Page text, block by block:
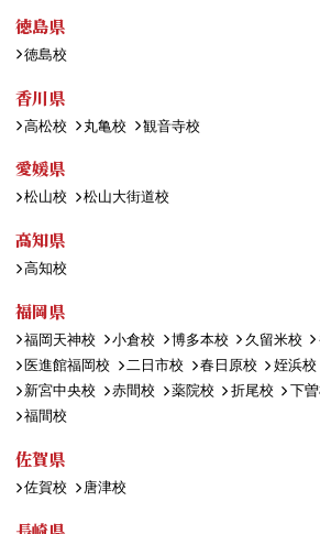
徳島県
徳島校
香川県
高松校 丸亀校 観音寺校
愛媛県
松山校 松山大街道校
高知県
高知校
福岡県
福岡天神校 小倉校 博多本校 久留米校
医進館福岡校
二日市校 春日原校 姪浜校
新宮中央校
赤間校 薬院校 折尾校 下
福間校
佐賀県
佐賀校 唐津校